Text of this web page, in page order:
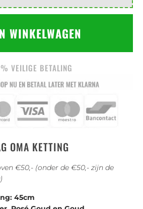
WINKELWAGEN
VEILIGE BETALING
OMA KETTING
€50,- (onder de €50,- zijn de
45cm